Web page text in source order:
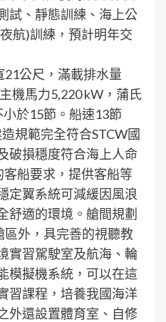
試、靜態訓練、海上公
航)訓練，預計明年交
公尺，滿載排水量
機馬力5,220 kW，蒲氏
於15節。船速13節
規範完全符合STCW國
破損穩度符合海上人命
客船要求，提供客船等
定翼系統可減緩因風浪
舒適的環境。艙間規劃
外，具完善的視聽教
實習駕駛室及航海、輪
模擬機系統，可以在這
習課程，培養我國海洋
外還設置體育室、自修